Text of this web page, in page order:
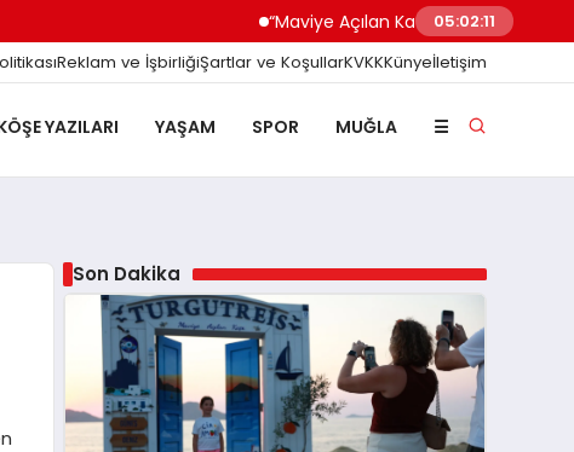
“Maviye Açılan Kapı” Turgutreis Sahilinde
05:02:12
Reklam ve İşbirliğiŞartlar ve KoşullarKVKKKünyeİletişim
YAZILARI YAŞAM SPOR MUĞLA ☰
Son Dakika